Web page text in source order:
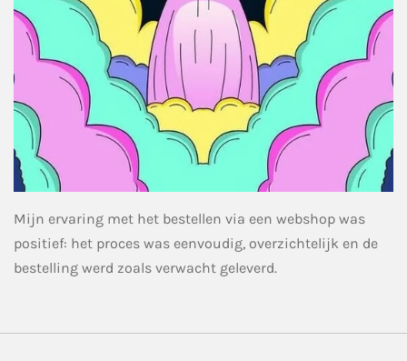
Mijn ervaring met het bestellen via een webshop was
positief: het proces was eenvoudig, overzichtelijk en de
bestelling werd zoals verwacht geleverd.